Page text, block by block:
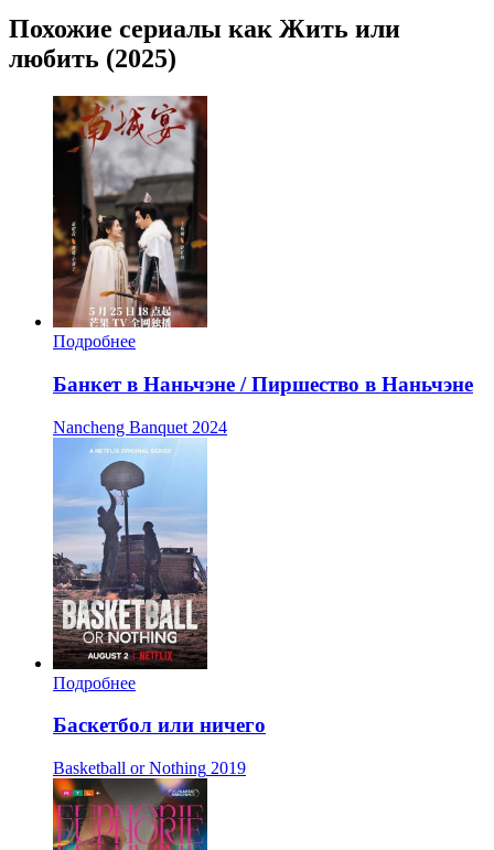
Похожие сериалы как Жить или
любить (2025)
Подробнее
Банкет в Наньчэне / Пиршество в Наньчэне
Nancheng Banquet 2024
Подробнее
Баскетбол или ничего
Basketball or Nothing 2019